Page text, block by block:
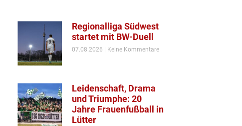
Regionalliga Südwest
startet mit BW-Duell
07.08.2026 Keine Kommentare
Leidenschaft, Drama
und Triumphe: 20
Jahre Frauenfußball in
Lütter